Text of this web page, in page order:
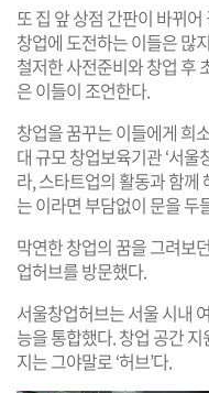
또 집 앞 상점 간판이 바뀌
창업에 도전하는 이들은 많
철저한 사전준비와 창업 후
은 이들이 조언한다.
창업을 꿈꾸는 이들에게 희
대 규모 창업보육기관 ‘서울
라, 스타트업의 활동과 함께
는 이라면 부담없이 문을 두
막연한 창업의 꿈을 그려보
업허브를 방문했다.
서울창업허브는 서울 시내
능을 통합했다. 창업 공간
지는 그야말로 ‘허브’다.